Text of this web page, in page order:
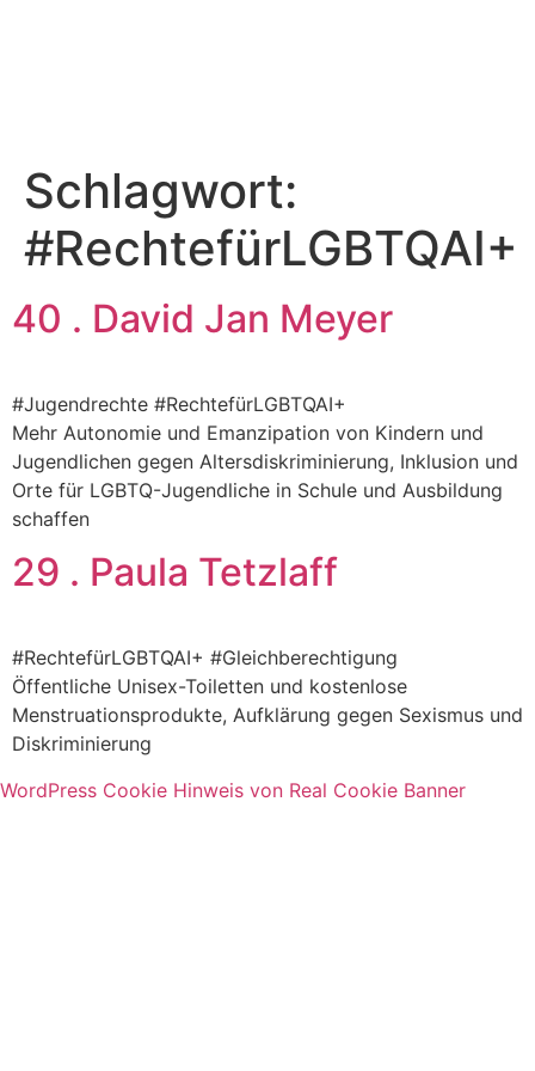
Schlagwort:
#RechtefürLGBTQAI+
40 . David Jan Meyer
#Jugendrechte #RechtefürLGBTQAI+
Mehr Autonomie und Emanzipation von Kindern und
Jugendlichen gegen Altersdiskriminierung, Inklusion und
Orte für LGBTQ-Jugendliche in Schule und Ausbildung
schaffen
29 . Paula Tetzlaff
#RechtefürLGBTQAI+ #Gleichberechtigung
Öffentliche Unisex-Toiletten und kostenlose
Menstruationsprodukte, Aufklärung gegen Sexismus und
Diskriminierung
WordPress Cookie Hinweis von Real Cookie Banner